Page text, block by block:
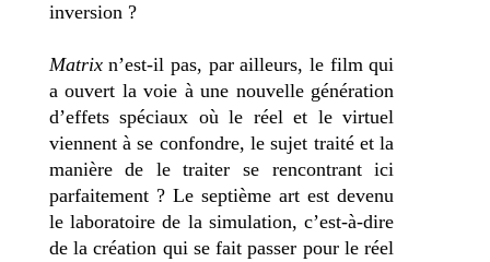
inversion ?
Matrixn’est-il pas, par ailleurs, le film qui
a ouvert la voie à une nouvelle génération
d’effets spéciaux où le réel et le virtuel
viennent à se confondre, le sujet traité et la
manière de le traiter se rencontrant ici
parfaitement ? Le septième art est devenu
le laboratoire de la simulation, c’est-à-dire
de la création qui se fait passer pour le réel